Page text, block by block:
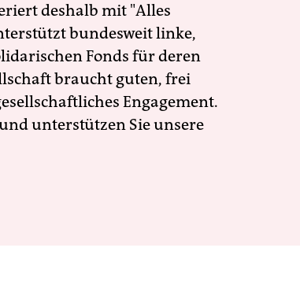
deshalb mit "Alles
bundesweit linke,
Fonds für deren
braucht guten, frei
Engagement.
unterstützen Sie unsere